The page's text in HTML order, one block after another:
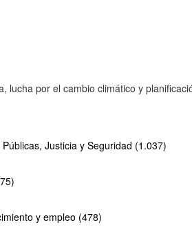
lucha por el cambio climático y
Justicia y Seguridad (1.037)
y empleo (478)